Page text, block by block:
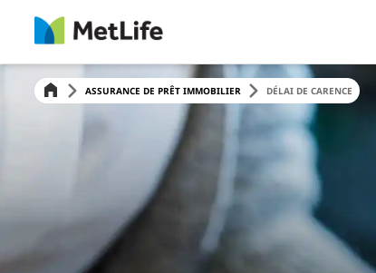
ASSURANCE DE PRÊT IMMOBILIER DÉLAI DE CARENCE